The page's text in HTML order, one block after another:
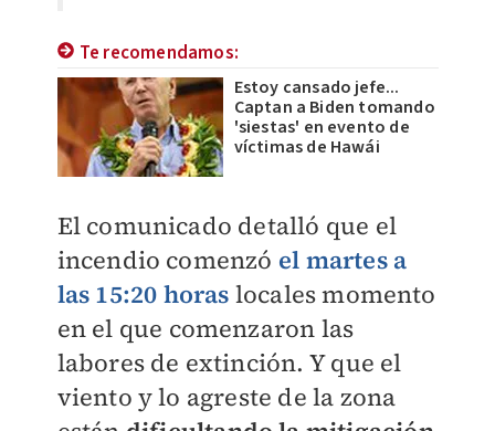
Te recomendamos:
Estoy cansado jefe...
Captan a Biden tomando
'siestas' en evento de
víctimas de Hawái
El comunicado detalló que el
incendio comenzó el martes a
las 15:20 horas locales momento
en el que comenzaron las
labores de extinción. Y que el
viento y lo agreste de la zona